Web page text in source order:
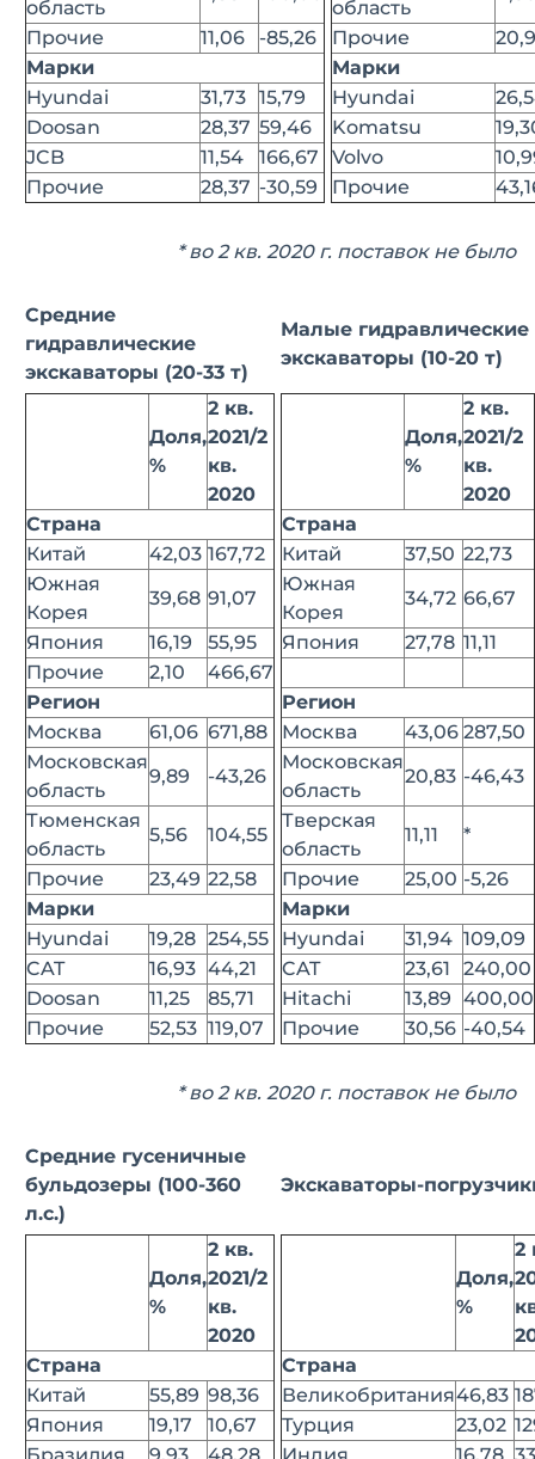
область
Прочие
11,06
-85,26
Марки
Hyundai
31,73 15,79
Doosan
28,37 59,46
JCB
11,54
166,67
Прочие
28,37 -30,59
область
Прочие
Марки
Hyundai
Komatsu
Volvo
Прочие
* во 2 кв. 2020 г. поставок не было
Средние
гидравлические
экскаваторы (20-33 т)
Малые гидравлические
экскаваторы (10-20 т)
Доля,
%
2 кв.
2021/2
кв.
2020
Страна
Китай
42,03 167,72
Южная
Корея
39,68 91,07
Япония
16,19
55,95
Прочие
2,10
466,67
Регион
Москва
61,06 671,88
Московская
область
9,89
-43,26
Тюменская
область
5,56
104,55
Прочие
23,49 22,58
Марки
Hyundai
19,28 254,55
CAT
16,93 44,21
Doosan
11,25
85,71
Прочие
52,53 119,07
Доля,
%
2 кв.
2021/2
кв.
2020
Страна
Китай
37,50 22,73
Южная
Корея
34,72 66,67
Япония
27,78 11,11
Регион
Москва
43,06 287,50
Московская
область
20,83 -46,43
Тверская
область
11,11
*
Прочие
25,00 -5,26
Марки
Hyundai
31,94 109,09
CAT
23,61
240,00
Hitachi
13,89 400,00
Прочие
30,56 -40,54
* во 2 кв. 2020 г. поставок не было
Средние гусеничные
бульдозеры (100-360
л.с.)
Экскаваторы-
Доля,
%
2 кв.
2021/2
кв.
2020
Страна
Китай
55,89 98,36
Япония
19,17
10,67
Доля,
%
2
Страна
Великобритания46,83
Турция
23,02